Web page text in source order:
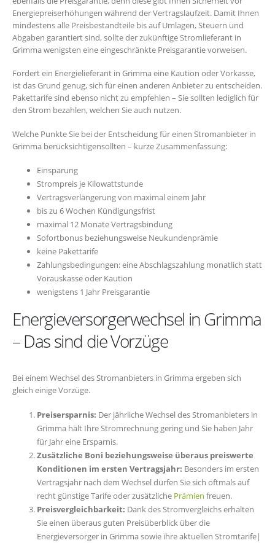
Energiepreiserhöhungen während der Vertragslaufzeit. Damit Ihnen
mindestens alle Preisbestandteile bis auf Umlagen, Steuern und
Abgaben garantiert sind, sollte der zukünftige Stromlieferant in
Grimma wenigsten eine eingeschränkte Preisgarantie vorweisen.
Fordert ein Energielieferant in Grimma eine Kaution oder Vorkasse,
ist das Grund genug, sich für einen anderen Anbieter zu entscheiden.
Pakettarife sind ebenso nicht zu empfehlen – Sie sollten lediglich für
den Strom bezahlen, welchen Sie auch nutzen.
Welche Punkte Sie bei der Entscheidung für einen Stromanbieter in
Grimma berücksichtigensollten – kurze Zusammenfassung:
Einsparung
Strompreis je Kilowattstunde
Vertragsverlängerung von maximal einem Jahr
bis zu 6 Wochen Kündigungsfrist
maximal 12 Monate Vertragsbindung
Sofortbonus beziehungsweise Neukundenprämie
keine Pakettarife
Zahlungsbedingungen: eine Abschlagszahlung monatlich statt
Vorauskasse oder Kaution
wenigstens 1 Jahr Preisgarantie
Energieversorgerwechsel in Grimma
– Das sind die Vorzüge
Bei einem Wechsel des Stromanbieters in Grimma ergeben sich
gleich einige Vorzüge.
Preisersparnis: Der jährliche Wechsel des Stromanbieters in
Grimma hält Ihre Stromrechnung gering und Sie haben Jahr
für Jahr eine Ersparnis.
Zusätzliche Boni beziehungsweise überaus preiswerte
Konditionen im ersten Vertragsjahr: Besonders im ersten
Vertragsjahr nach dem Wechsel dürfen Sie sich oftmals auf
recht günstige Tarife oder zusätzliche Prämien freuen.
Preisvergleichbarkeit: Dank des Stromvergleichs erhalten
Sie einen überaus guten Preisüberblick über die
Energieversorger in Grimma sowie ihre aktuellen Stromtarife|